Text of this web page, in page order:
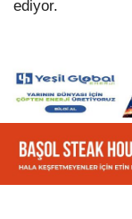
ediyor.